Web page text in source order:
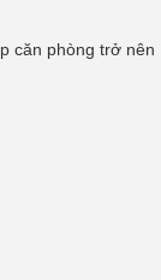
căn phòng trở nên